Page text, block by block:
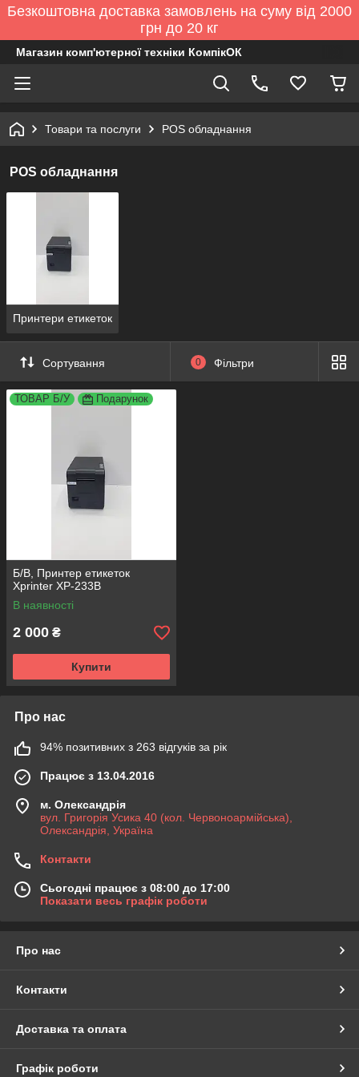
Безкоштовна доставка замовлень на суму від 2000
грн до 20 кг
Магазин комп'ютерної техніки КомпікОК
Товари та послуги POS обладнання
POS обладнання
Принтери етикеток
Сортування 0 Фільтри
ТОВАР Б/У Подарунок
Б/В, Принтер етикеток
Xprinter XP-233B
В наявності
2 000 ₴
Купити
Про нас
94% позитивних з 263 відгуків за рік
Працює з 13.04.2016
м. Олександрія
вул. Григорія Усика 40 (кол. Червоноармійська),
Олександрія, Україна
Контакти
Сьогодні працює з 08:00 до 17:00
Показати весь графік роботи
Про нас
Контакти
Доставка та оплата
Графік роботи